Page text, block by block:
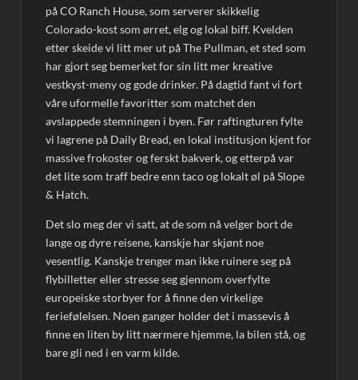
på CO Ranch House, som serverer skikkelig
Colorado-kost som ørret, elg og lokal biff. Kvelden
etter skeide vi litt mer ut på The Pullman, et sted som
har gjort seg bemerket for sin litt mer kreative
vestkyst-meny og gode drinker. På dagtid fant vi fort
våre uformelle favoritter som matchet den
avslappede stemningen i byen. Før raftingturen fylte
vi lagrene på Daily Bread, en lokal institusjon kjent for
massive frokoster og ferskt bakverk, og etterpå var
det lite som traff bedre enn taco og lokalt øl på Slope
& Hatch.
Det slo meg der vi satt, at de som nå velger bort de
lange og dyre reisene, kanskje har skjønt noe
vesentlig. Kanskje trenger man ikke ruinere seg på
flybilletter eller stresse seg gjennom overfylte
europeiske storbyer for å finne den virkelige
feriefølelsen. Noen ganger holder det i massevis å
finne en liten by litt nærmere hjemme, la bilen stå, og
bare gli ned i en varm kilde.